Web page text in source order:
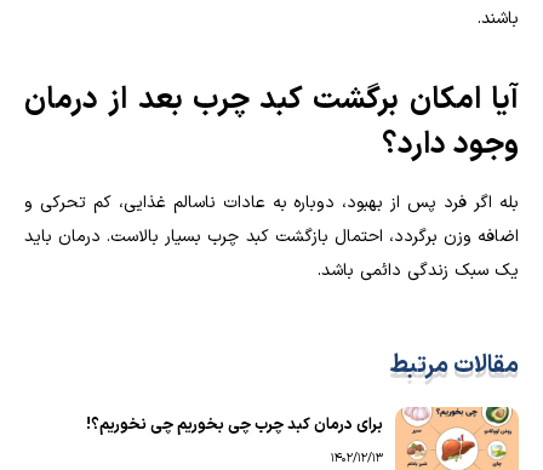
باشند.
آیا امکان برگشت کبد چرب بعد از درمان
وجود دارد؟
بله اگر فرد پس از بهبود، دوباره به عادات ناسالم غذایی، کم تحرکی و
اضافه وزن برگردد، احتمال بازگشت کبد چرب بسیار بالاست. درمان باید
یک سبک زندگی دائمی باشد.
مقالات مرتبط
برای درمان کبد چرب چی بخوریم چی نخوریم؟!
1402/12/13